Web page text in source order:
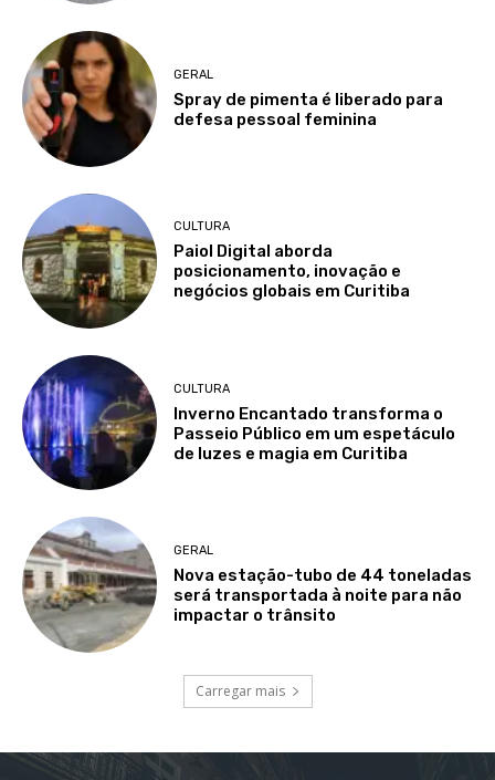
GERAL
Spray de pimenta é liberado para
defesa pessoal feminina
CULTURA
Paiol Digital aborda
posicionamento, inovação e
negócios globais em Curitiba
CULTURA
Inverno Encantado transforma o
Passeio Público em um espetáculo
de luzes e magia em Curitiba
GERAL
Nova estação-tubo de 44 toneladas
será transportada à noite para não
impactar o trânsito
Carregar mais